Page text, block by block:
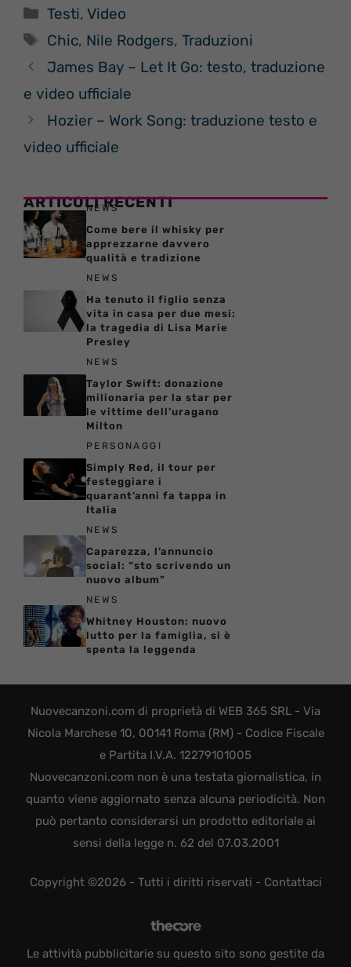
Categorie
Testi,Video
Tag
Chic, Nile Rodgers,Traduzioni
James Bay – Let It Go: testo, traduzione
e video ufficiale
Hozier – Work Song: traduzione testo e
video ufficiale
ARTICOLI RECENTI
NEWS
Come bere il whisky per
apprezzarne davvero
qualità e tradizione
NEWS
Ha tenuto il figlio senza
vita in casa per due mesi:
la tragedia di Lisa Marie
Presley
NEWS
Taylor Swift: donazione
milionaria per la star per
le vittime dell’uragano
Milton
PERSONAGGI
Simply Red, il tour per
festeggiare i
quarant’anni fa tappa in
Italia
NEWS
Caparezza, l’annuncio
social: “sto scrivendo un
nuovo album”
NEWS
Whitney Houston: nuovo
lutto per la famiglia, si è
spenta la leggenda
Nuovecanzoni.com di proprietà di WEB 365 SRL - Via
Nicola Marchese 10, 00141 Roma (RM) - Codice Fiscale
e Partita I.V.A. 12279101005
Nuovecanzoni.com non è una testata giornalistica, in
quanto viene aggiornato senza alcuna periodicità. Non
può pertanto considerarsi un prodotto editoriale ai
sensi della legge n. 62 del 07.03.2001
Copyright ©2026 - Tutti i diritti riservati - Contattaci
Le attività pubblicitarie su questo sito sono gestite da